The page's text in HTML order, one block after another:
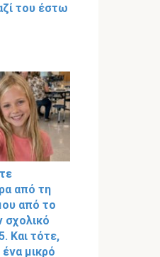
του έστω
από τη
από το
σχολικό
Και τότε,
μικρό